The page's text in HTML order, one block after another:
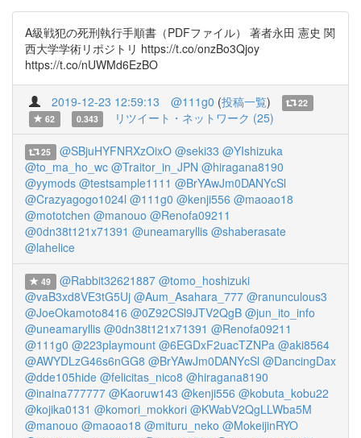
A級戦犯の死刑執行手順書（PDFファイル） 著者永田 憲史 関
西大学学術リポジトリ https://t.co/onzBo3Qjoy
https://t.co/nUWMd6EzBO
2019-12-23 12:59:13 @111g0 (投稿一覧)
22
62
0.343 リツイート・ネットワーク (25)
25 @SBjuHYFNRXzOixO @seki33 @YIshizuka
@to_ma_ho_wc @Traitor_in_JPN @hiragana8190
@yymods @testsample1111 @BrYAwJm0DANYcSl
@Crazyagogo1024l @111g0 @kenji556 @maoao18
@mototchen @manouo @Renofa09211
@0dn38t121x71391 @uneamaryllis @shaberasate
@lahelice
49 @Rabbit32621887 @tomo_hoshizuki
@vaB3xd8VE3tG5Uj @Aum_Asahara_777 @ranunculous3
@JoeOkamoto8416 @0Z92CSl9JTV2QgB @jun_ito_info
@uneamaryllis @0dn38t121x71391 @Renofa09211
@111g0 @223playmount @6EGDxF2uacTZNPa @aki8564
@AWYDLzG46s6nGG8 @BrYAwJm0DANYcSl @DancingDax
@dde105hide @felicitas_nico8 @hiragana8190
@inaina777777 @Kaoruw143 @kenji556 @kobuta_kobu22
@kojika0131 @komori_mokkori @KWabV2QgLLWba5M
@manouo @maoao18 @mituru_neko @MokeijinRYO